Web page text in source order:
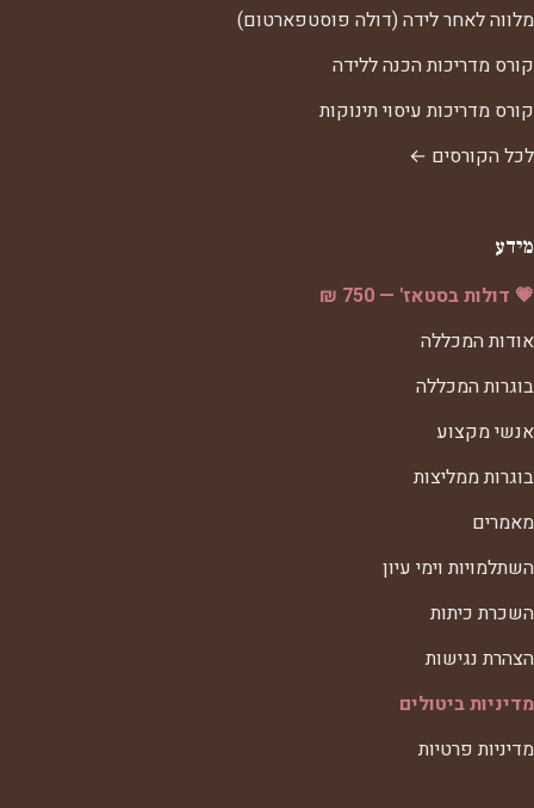
מלווה לאחר לידה (דולה פוסטפארטום)
קורס מדריכות הכנה ללידה
קורס מדריכות עיסוי תינוקות
לכל הקורסים ←
מידע
💗 דולות בסטאז' — 750 ₪
אודות המכללה
בוגרות המכללה
אנשי מקצוע
בוגרות ממליצות
מאמרים
השתלמויות וימי עיון
השכרת כיתות
הצהרת נגישות
מדיניות ביטולים
מדיניות פרטיות